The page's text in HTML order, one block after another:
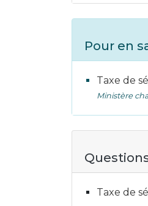
Pour en
Taxe de
Ministère
Taxe de